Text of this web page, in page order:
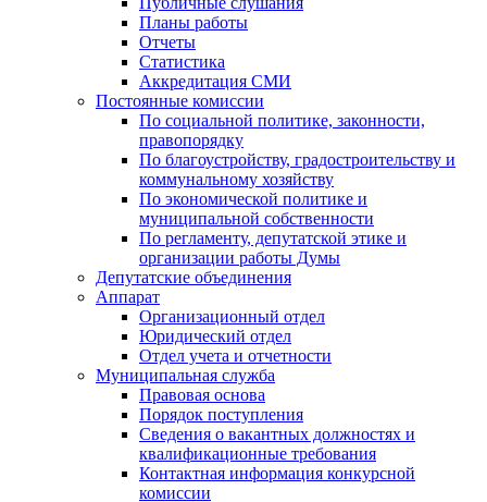
Планы работы
Отчеты
Статистика
Аккредитация СМИ
Постоянные комиссии
По социальной политике, законности,
правопорядку
По благоустройству, градостроительству и
коммунальному хозяйству
По экономической политике и
муниципальной собственности
По регламенту, депутатской этике и
организации работы Думы
Депутатские объединения
Аппарат
Организационный отдел
Юридический отдел
Отдел учета и отчетности
Муниципальная служба
Правовая основа
Порядок поступления
Сведения о вакантных должностях и
квалификационные требования
Контактная информация конкурсной
комиссии